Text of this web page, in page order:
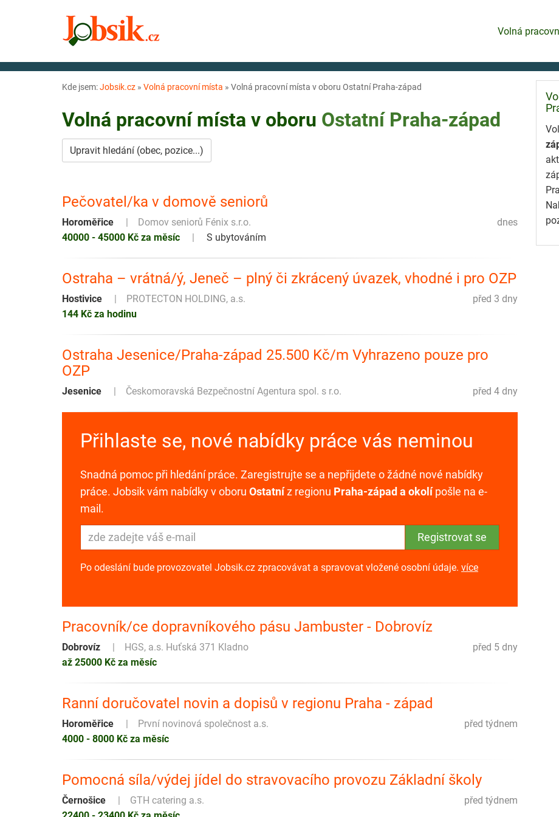
Volná
Kde jsem:Jobsik.cz » Volná pracovní místa » Volná pracovní místa v oboru Ostatní Praha-západ
Volná pracovní místa v oboru Ostatní Praha-západ
Upravit hledání (obec, pozice...)
Pečovatel/ka v domově seniorů
dnes
Horoměřice
Domov seniorů Fénix s.r.o.
40000 - 45000 Kč za měsíc
S ubytováním
Ostraha – vrátná/ý, Jeneč – plný či zkrácený úvazek, vhodné i pro OZP
před 3 dny
Hostivice
PROTECTON HOLDING, a.s.
144 Kč za hodinu
Ostraha Jesenice/Praha-západ 25.500 Kč/m Vyhrazeno pouze pro
OZP
před 4 dny
Jesenice Českomoravská Bezpečnostní Agentura spol. s r.o.
Přihlaste se, nové nabídky práce vás neminou
Snadná pomoc při hledání práce. Zaregistrujte se a nepřijdete o žádné nové nabídky
práce. Jobsik vám nabídky v oboru Ostatníz regionu Praha-západ a okolípošle na e-
mail.
Po odeslání bude provozovatel Jobsik.cz zpracovávat a spravovat vložené osobní údaje. více
Pracovník/ce dopravníkového pásu Jambuster - Dobrovíz
před 5 dny
Dobrovíz
HGS, a.s. Huťská 371 Kladno
až 25000 Kč za měsíc
Ranní doručovatel novin a dopisů v regionu Praha - západ
před týdnem
Horoměřice
První novinová společnost a.s.
4000 - 8000 Kč za měsíc
Pomocná síla/výdej jídel do stravovacího provozu Základní školy
před týdnem
Černošice
GTH catering a.s.